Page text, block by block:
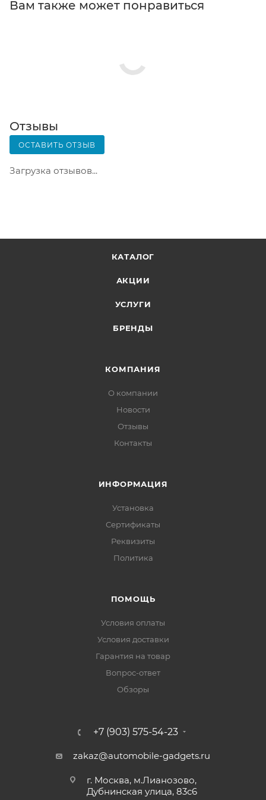
телефон или e-mail придет уникальный код.
Почтовая доставка через почту России. Когда
заказ придет в отделение, на ваш адрес придет
Вскрывать коробку самостоятельно вы можете
только после оплаты заказа. Один заказ может
содержать не больше 10 позиций и его стоимость
не должна превышать 100 000 р.
Вам также может понравиться
Отзывы
ОСТАВИТЬ ОТЗЫВ
Загрузка отзывов...
КАТАЛОГ
АКЦИИ
УСЛУГИ
БРЕНДЫ
КОМПАНИЯ
О компании
Новости
Отзывы
Контакты
ИНФОРМАЦИЯ
Установка
Сертификаты
Реквизиты
Политика
ПОМОЩЬ
Условия оплаты
Условия доставки
Гарантия на товар
Вопрос-ответ
Обзоры
+7 (903) 575-54-23
zakaz@automobile-gadgets.ru
г. Москва, м.Лианозово,
Дубнинская улица, 83с6